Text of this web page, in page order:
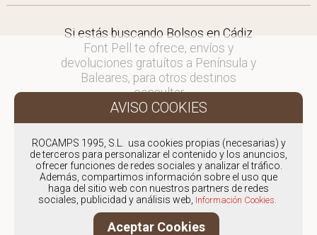
Si estás buscando Bolsos en Cádiz
Font Pell te ofrece, envíos y
devoluciones gratuítos a Península y
Baleares, para otros destinos
consultar
en comercial@fontpell.com.
Los envíos a Cádiz gestionados
entre semana se entregarán en
menos de 48 horas; los pedidos
realizados en fin de semana, el
producto se enviará a partir del
lunes.
ROCAMPS 1995, S.L. usa cookies propias (necesarias) y
de terceros para personalizar el contenido y los anuncios,
ofrecer funciones de redes sociales y analizar el tráfico.
Además, compartimos información sobre el uso que
haga del sitio web con nuestros partners de redes
sociales, publicidad y análisis web, Información Cookies.
Aceptar Cookies